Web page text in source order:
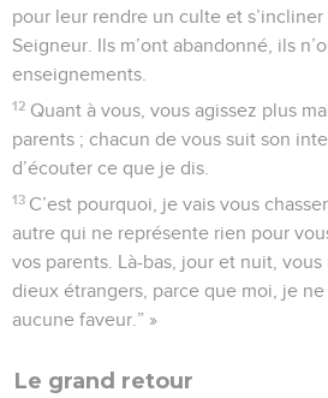
pour leur rendre un culte et
Seigneur. Ils m’ont abandonné, ils
enseignements.
12 Quant à vous, vous agissez plus
parents ; chacun de vous suit son
d’écouter ce que je dis.
13 C’est pourquoi, je vais vous
autre qui ne représente rien pour
vos parents. Là-bas, jour et nuit,
dieux étrangers, parce que moi, je
aucune faveur.” »
Le grand retour